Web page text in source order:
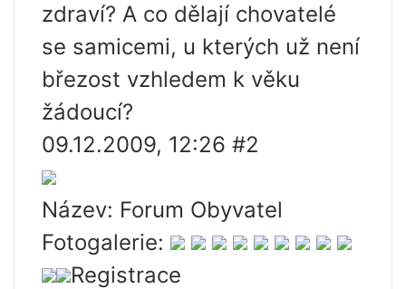
zdraví? A co dělají chovatelé
se samicemi, u kterých už není
březost vzhledem k věku
žádoucí?
09.12.2009, 12:26 #2
Název: Forum Obyvatel
Fotogalerie:
Registrace